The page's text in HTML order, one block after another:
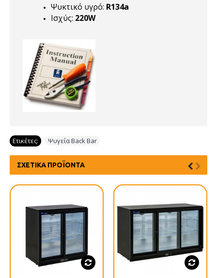
Ψυκτικό υγρό: R134a
Ισχύς: 220W
Ετικέτες: Ψυγεία Back Bar
ΣΧΕΤΙΚΆ ΠΡΟΪΌΝΤΑ